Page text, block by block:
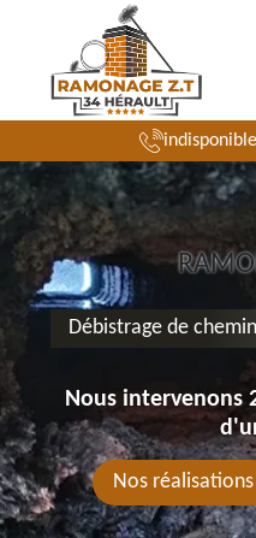
indisponible
Débistrage de
Nous intervenons
Nos réalisations